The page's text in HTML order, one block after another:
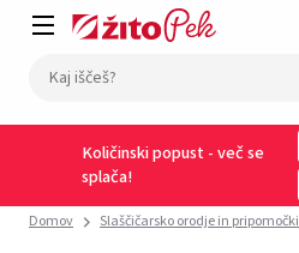
Količinski popust - več se
splača!
Domov Slaščičarsko orodje in pripomočki